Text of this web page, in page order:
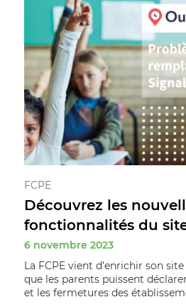
FCPE
Découvrez les
fonctionnalités du
6 novembre 2023
La FCPE vient d’enrichir son
que les parents puissent
et les fermetures des